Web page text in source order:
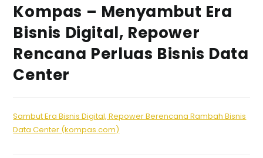
Kompas – Menyambut Era
Bisnis Digital, Repower
Rencana Perluas Bisnis Data
Center
Sambut Era Bisnis Digital, Repower Berencana Rambah Bisnis
Data Center (kompas.com)